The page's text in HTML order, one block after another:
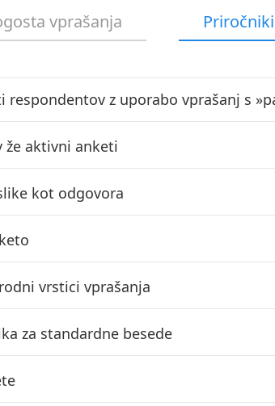
vprašanja Priročniki
respondentov z uporabo vprašanj s
že aktivni anketi
kot odgovora
vrstici vprašanja
za standardne besede